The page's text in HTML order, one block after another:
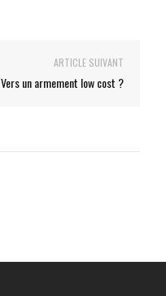
ARTICLE SUIVANT
Vers un armement low cost ?